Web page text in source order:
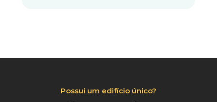
Possui um edifício único?